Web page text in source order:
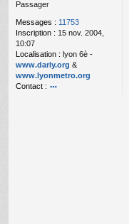
Passager
Messages : 11753
Inscription : 15 nov. 2004,
10:07
Localisation : lyon 6è -
www.darly.org &
www.lyonmetro.org
Contact :